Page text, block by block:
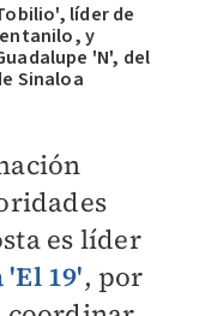
líder de
y
'N', del
Sinaloa
es líder
19', por